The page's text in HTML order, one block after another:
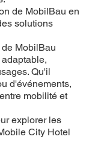
de MobilBau en
solutions
MobilBau
Qu'il
d'événements,
mobilité et
explorer les
City Hotel